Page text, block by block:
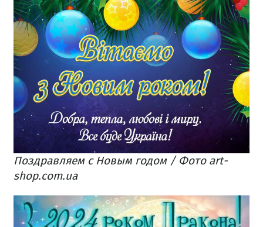
Поздравляем с Новым годом / Фото art-
shop.com.ua